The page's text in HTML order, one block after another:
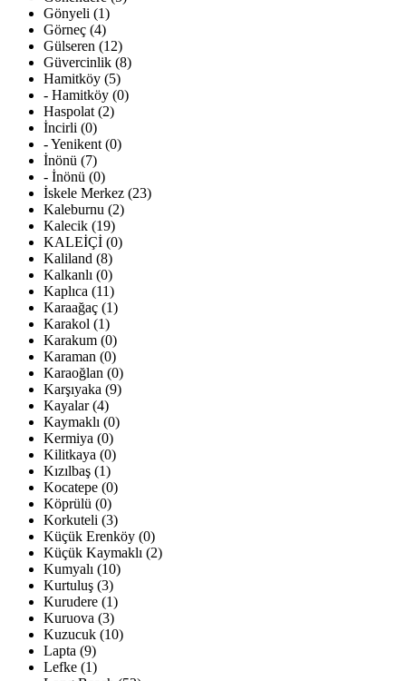
Gönyeli (1)
Görneç (4)
Gülseren (12)
Güvercinlik (8)
Hamitköy (5)
- Hamitköy (0)
Haspolat (2)
İncirli (0)
- Yenikent (0)
İnönü (7)
- İnönü (0)
İskele Merkez (23)
Kaleburnu (2)
Kalecik (19)
KALEİÇİ (0)
Kaliland (8)
Kalkanlı (0)
Kaplıca (11)
Karaağaç (1)
Karakol (1)
Karakum (0)
Karaman (0)
Karaoğlan (0)
Karşıyaka (9)
Kayalar (4)
Kaymaklı (0)
Kermiya (0)
Kilitkaya (0)
Kızılbaş (1)
Kocatepe (0)
Köprülü (0)
Korkuteli (3)
Küçük Erenköy (0)
Küçük Kaymaklı (2)
Kumyalı (10)
Kurtuluş (3)
Kurudere (1)
Kuruova (3)
Kuzucuk (10)
Lapta (9)
Lefke (1)